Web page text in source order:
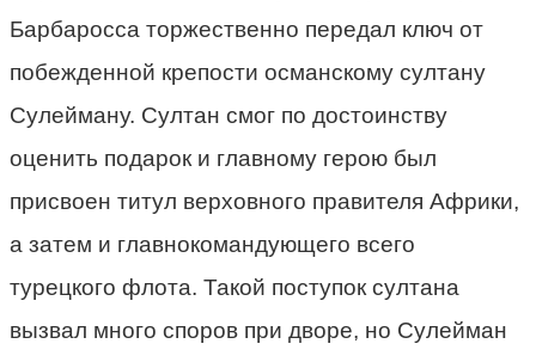
Барбаросса торжественно передал ключ от
побежденной крепости османскому султану
Сулейману. Султан смог по достоинству
оценить подарок и главному герою был
присвоен титул верховного правителя Африки,
а затем и главнокомандующего всего
турецкого флота. Такой поступок султана
вызвал много споров при дворе, но Сулейман